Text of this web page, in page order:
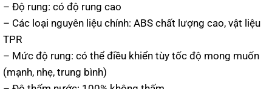
– Độ rung: có độ rung cao
– Các loại nguyên liệu chính: ABS chất lượng cao, vật liệu
TPR
– Mức độ rung: có thể điều khiển tùy tốc độ mong muốn
(mạnh, nhẹ, trung bình)